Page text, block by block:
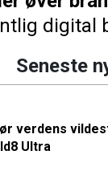
digital
Seneste
verdens
Ultra